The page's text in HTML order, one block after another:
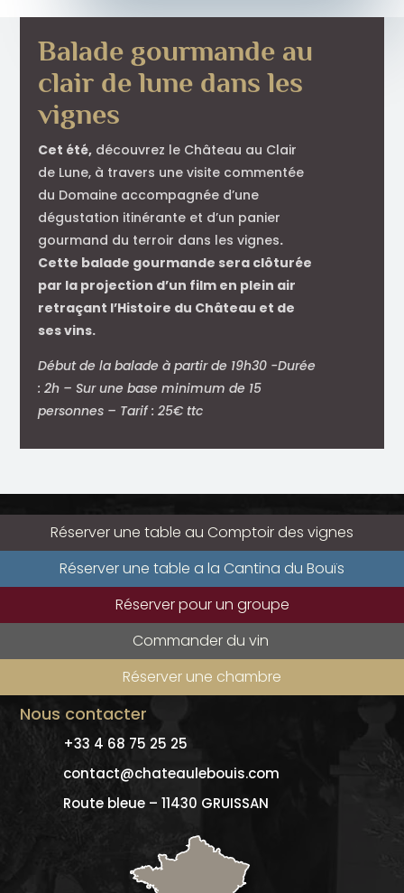
Balade gourmande au
clair de lune dans les
vignes
Cet été, découvrez le Château au Clair
de Lune, à travers une visite commentée
du Domaine accompagnée d’une
dégustation itinérante et d’un panier
gourmand du terroir dans les vignes.
Cette balade gourmande sera clôturée
par la projection d’un film en plein air
retraçant l’Histoire du Château et de
ses vins.
Début de la balade à partir de 19h30 -Durée
: 2h – Sur une base minimum de 15
personnes – Tarif : 25€ ttc
Réserver une table au Comptoir des vignes
Réserver une table a la Cantina du Bouïs
Réserver pour un groupe
Commander du vin
Réserver une chambre
Nous contacter
+33 4 68 75 25 25
contact@chateaulebouis.com
Route bleue – 11430 GRUISSAN